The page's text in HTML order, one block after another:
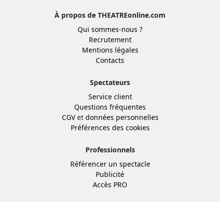
À propos de THEATREonline.com
Qui sommes-nous ?
Recrutement
Mentions légales
Contacts
Spectateurs
Service client
Questions fréquentes
CGVet données personnelles
Préférences des cookies
Professionnels
Référencer un spectacle
Publicité
Accès PRO